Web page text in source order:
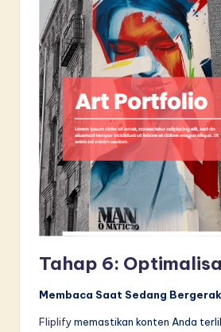
Tahap 6:
Membaca Saat Sedang Bergerak
Fliplifymemastikan konten Anda